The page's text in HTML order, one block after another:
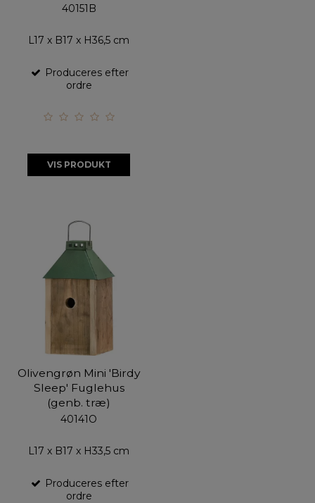
40151B
L17 x B17 x H36,5 cm
Produceres efter
ordre
VIS PRODUKT
Olivengrøn Mini 'Birdy
Sleep' Fuglehus
(genb. træ)
40141O
L17 x B17 x H33,5 cm
Produceres efter
ordre